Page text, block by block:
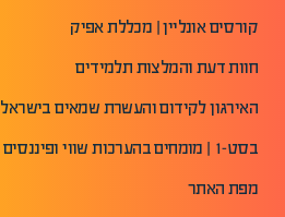
קורסים אונליין | מכללת אפיק
חוות דעת והמלצות תלמידים
האירגון לקידום והעשרת שמאים בישראל
בסט-1 | מומחים בהערכות שווי ופיננסים
מפת האתר